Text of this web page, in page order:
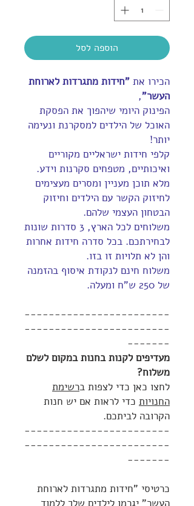
הוספה לסל
הכירו את "חידות מתגרדות לארוחת
העשר",
הפינוק היומי שיהפוך את הפסקת
האוכל של הילדים למסקרנת ונעימה
יותר!
קלפי חידות ישראליים מקוריים
ואיכותיים, מטפחים סקרנות וידע.
מלא תוכן מעניין ומסרים מעצימים
לחיזוק הקשר עם הילדים וחיזוק
הבטחון העצמי שלהם.
משלוחים לכל הארץ, 3 סדרות שונות
לבחירתכם. בכל סדרה חידות אחרות
והן לא תלויות זו בזו.
משלוח חינם לנקודת איסוף בהזמנה
של 250 ש"ח ומעלה.
------------------------
------------------------
-------
מעדיפים לקנות בחנות במקום לשלם
משלוח?
לחצו כאן כדי לצפות ברשימת
החנויות כדי לראות אם יש חנות
הקרובה לביתכם.
------------------------
------------------------
-------
כרטיסי "חידות מתגרדות לארוחת